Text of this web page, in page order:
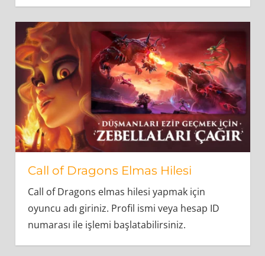
Call of Dragons Elmas Hilesi
Call of Dragons elmas hilesi yapmak için
oyuncu adı giriniz. Profil ismi veya hesap ID
numarası ile işlemi başlatabilirsiniz.